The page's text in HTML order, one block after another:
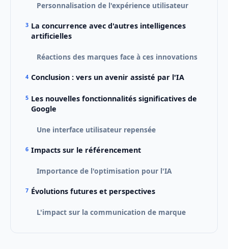
Personnalisation de l'expérience utilisateur
La concurrence avec d'autres intelligences
artificielles
Réactions des marques face à ces innovations
Conclusion : vers un avenir assisté par l'IA
Les nouvelles fonctionnalités significatives de
Google
Une interface utilisateur repensée
Impacts sur le référencement
Importance de l'optimisation pour l'IA
Évolutions futures et perspectives
L'impact sur la communication de marque